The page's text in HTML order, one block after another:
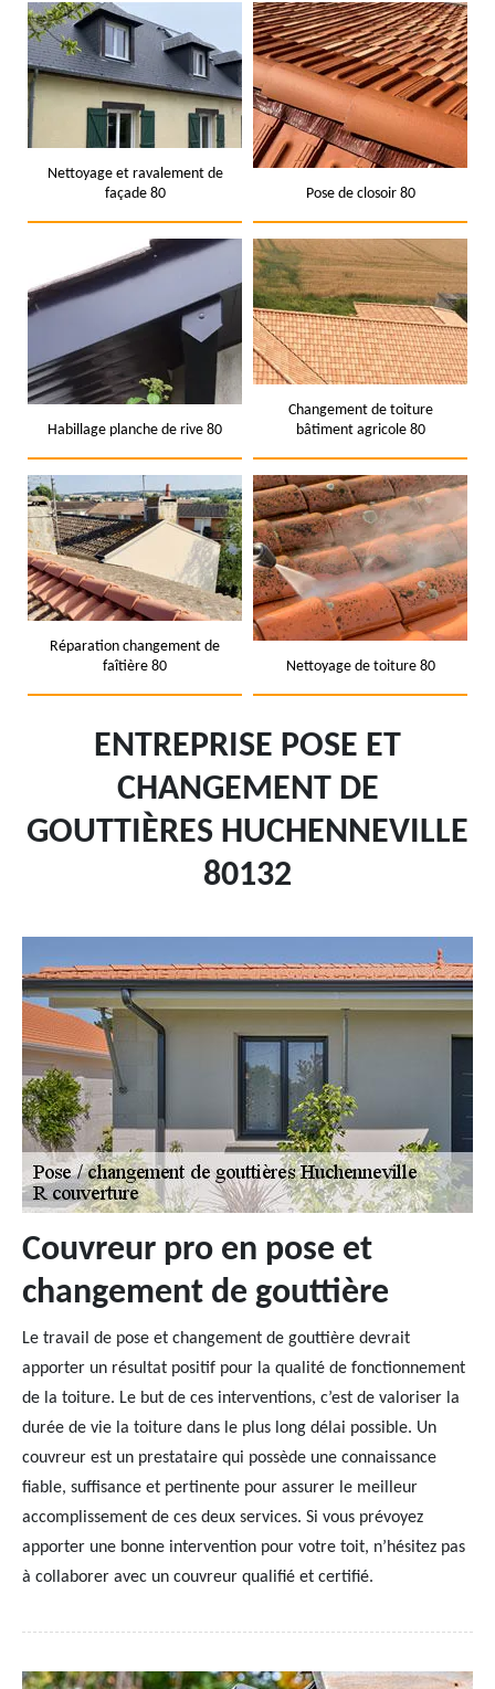
Nettoyage et ravalement de
façade 80
Pose de closoir 80
Habillage planche de rive 80
Changement de toiture
bâtiment agricole 80
Réparation changement de
faîtière 80
Nettoyage de toiture 80
ENTREPRISE POSE ET
CHANGEMENT DE
GOUTTIÈRES HUCHENNEVILLE
80132
Couvreur pro en pose et
changement de gouttière
Le travail de pose et changement de gouttière devrait
apporter un résultat positif pour la qualité de fonctionnement
de la toiture. Le but de ces interventions, c’est de valoriser la
durée de vie la toiture dans le plus long délai possible. Un
couvreur est un prestataire qui possède une connaissance
fiable, suffisance et pertinente pour assurer le meilleur
accomplissement de ces deux services. Si vous prévoyez
apporter une bonne intervention pour votre toit, n’hésitez pas
à collaborer avec un couvreur qualifié et certifié.